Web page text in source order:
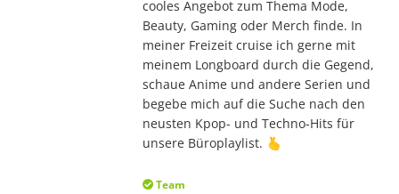
cooles Angebot zum Thema Mode,
Beauty, Gaming oder Merch finde. In
meiner Freizeit cruise ich gerne mit
meinem Longboard durch die Gegend,
schaue Anime und andere Serien und
begebe mich auf die Suche nach den
neusten Kpop- und Techno-Hits für
unsere Büroplaylist. 🫰
Team